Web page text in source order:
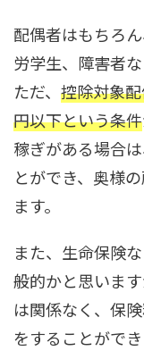
配偶者はもちろ
労学生、障害者
ただ、 控除対象
円以下という条件
稼ぎがある場合
とができ、奥様
ます。
また、生命保険
般的かと思いま
は関係なく、保
をすることができ